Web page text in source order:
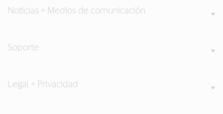
Noticias + Medios de comunicación
Soporte
Legal + Privacidad